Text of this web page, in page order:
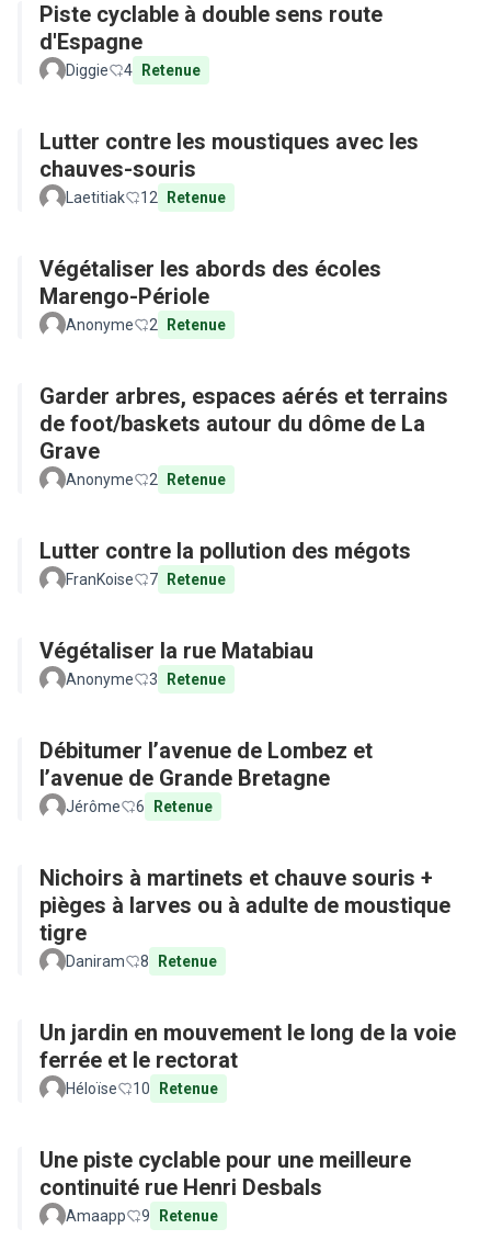
Piste cyclable à double sens route
d'Espagne
Diggie 4 Retenue
Lutter contre les moustiques avec les
chauves-souris
Laetitiak 12 Retenue
Végétaliser les abords des écoles
Marengo-Périole
Anonyme 2 Retenue
Garder arbres, espaces aérés et terrains
de foot/baskets autour du dôme de La
Grave
Anonyme 2 Retenue
Lutter contre la pollution des mégots
FranKoise 7 Retenue
Végétaliser la rue Matabiau
Anonyme 3 Retenue
Débitumer l’avenue de Lombez et
l’avenue de Grande Bretagne
Jérôme 6 Retenue
Nichoirs à martinets et chauve souris +
pièges à larves ou à adulte de moustique
tigre
Daniram 8 Retenue
Un jardin en mouvement le long de la voie
ferrée et le rectorat
Héloïse 10 Retenue
Une piste cyclable pour une meilleure
continuité rue Henri Desbals
Amaapp 9 Retenue